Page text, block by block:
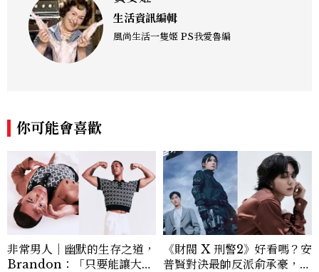
生活資訊編輯
風尚生活一隻姬 PS我愛魯編
你可能會喜歡
非常男人｜幽默的生存之道，
Brandon：「只要能讓大家
《財閥 X 刑警2》好看嗎？安
普賢對決最帥反派俞承豪，鄭